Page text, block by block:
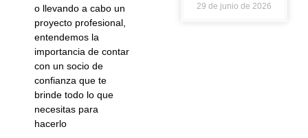
o llevando a cabo un
proyecto profesional,
entendemos la
importancia de contar
con un socio de
confianza que te
brinde todo lo que
necesitas para
hacerlo
29 de junio de 2026